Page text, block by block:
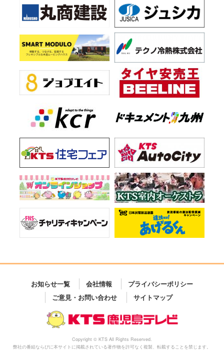
お知らせ一覧 会社情報
プライバシーポリシー
ご意見・お問い合わせ
サイトマップ
Copyright © KTS All Rights Reserved.
弊社の番組ならびに本サイトに掲載されている著作物を許可なく複製、転載することを禁じます。